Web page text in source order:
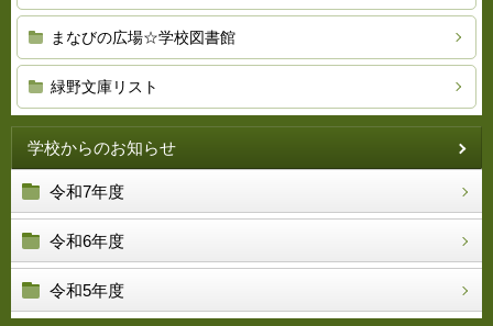
まなびの広場☆学校図書館
緑野文庫リスト
学校からのお知らせ
令和7年度
令和6年度
令和5年度